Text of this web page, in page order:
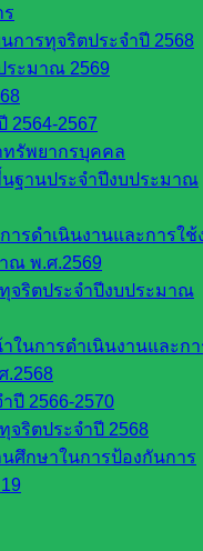
การทุจริตประจำปี 2568
ระมาณ 2569
2564-2567
รัพยากรบุคคล
ฐานประจำปีงบประมาณ
รดำเนินงานและการใช้
ณ พ.ศ.2569
จริตประจำปีงบประมาณ
ในการดำเนินงานและก
.2568
ปี 2566-2570
ริตประจำปี 2568
ศึกษาในการป้องกันการ
ล